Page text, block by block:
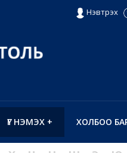
Нэвтрэх
ХОЛБОО
ҮГ НЭМЭХ +